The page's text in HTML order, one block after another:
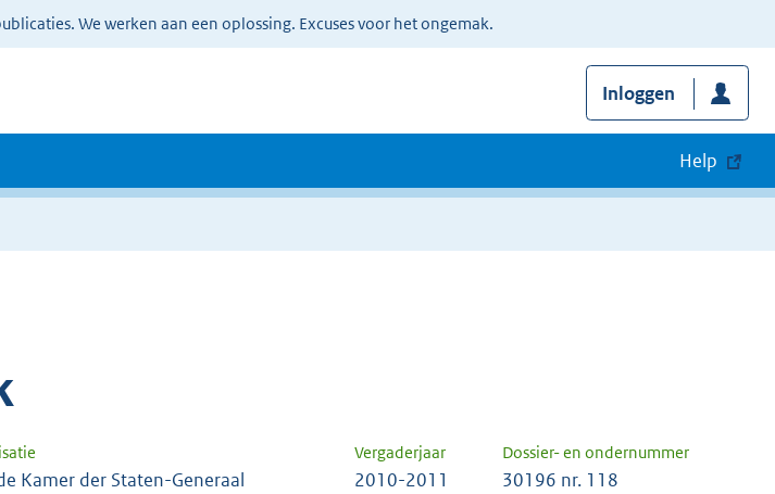
We werken aan een oplossing. Excuses voor het ongemak.
Inloggen
Help
Vergaderjaar Dossier- en ondernummer
Kamer der Staten-Generaal 2010-2011 30196 nr. 118